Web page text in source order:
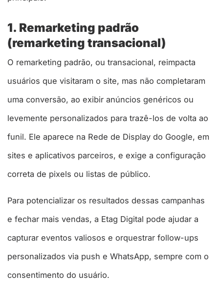
1. Remarketing padrão
(remarketing transacional)
O remarketing padrão, ou transacional, reimpacta
usuários que visitaram o site, mas não completaram
uma conversão, ao exibir anúncios genéricos ou
levemente personalizados para trazê-los de volta ao
funil. Ele aparece na Rede de Display do Google, em
sites e aplicativos parceiros, e exige a configuração
correta de pixels ou listas de público.
Para potencializar os resultados dessas campanhas
e fechar mais vendas, a Etag Digital pode ajudar a
capturar eventos valiosos e orquestrar follow-ups
personalizados via push e WhatsApp, sempre com o
consentimento do usuário.